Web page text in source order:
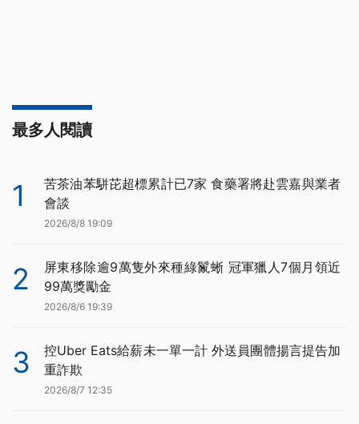
最多人閱讀
1
苦茶油苯駢芘超標累計已7家 食藥署將赴雲嘉與業者
會談
2026/8/8 19:09
2
屏東移除逾9萬隻外來種綠鬣蜥 冠軍獵人7個月領近
99萬獎勵金
2026/8/6 19:39
3
控Uber Eats給薪未一單一計 外送員團體揚言提告加
重詐欺
2026/8/7 12:35